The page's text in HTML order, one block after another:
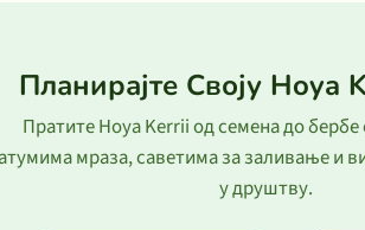
Планирајте Своју Hoya
Пратите Hoya Kerrii од семена до
мраза, саветима за заливање и
у друштву.